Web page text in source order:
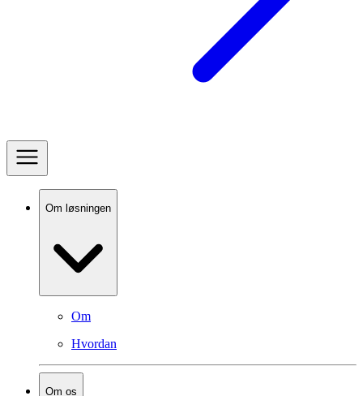
Om løsningen
Om
Hvordan
Om os